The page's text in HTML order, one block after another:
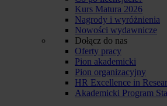
Kurs Matura 2026
Nagrody i wyróżnienia
Nowości wydawnicze
Dołącz do nas
Oferty pracy
Pion akademicki
Pion organizacyjny
HR Excellence in
Akademicki Program